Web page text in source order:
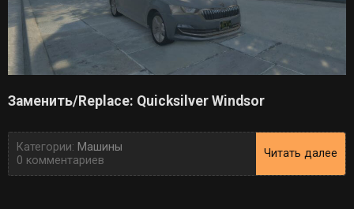
Заменить/Replace: Quicksilver Windsor
Категории: Машины
0 комментариев
Читать далее